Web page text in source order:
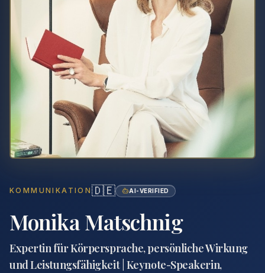
KOMMUNIKATION🇩🇪 AI-VERIFIED
Monika Matschnig
Expertin für Körpersprache, persönliche Wirkung
und Leistungsfähigkeit | Keynote-Speakerin,